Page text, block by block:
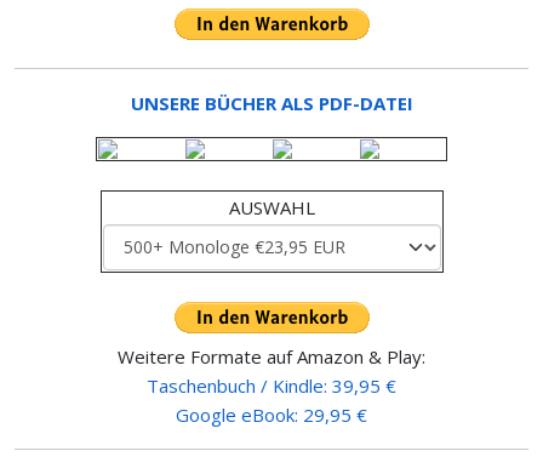
UNSERE BÜCHER ALS PDF-DATEI
AUSWAHL
Weitere Formate auf Amazon & Play:
Taschenbuch / Kindle: 39,95 €
Google eBook: 29,95 €